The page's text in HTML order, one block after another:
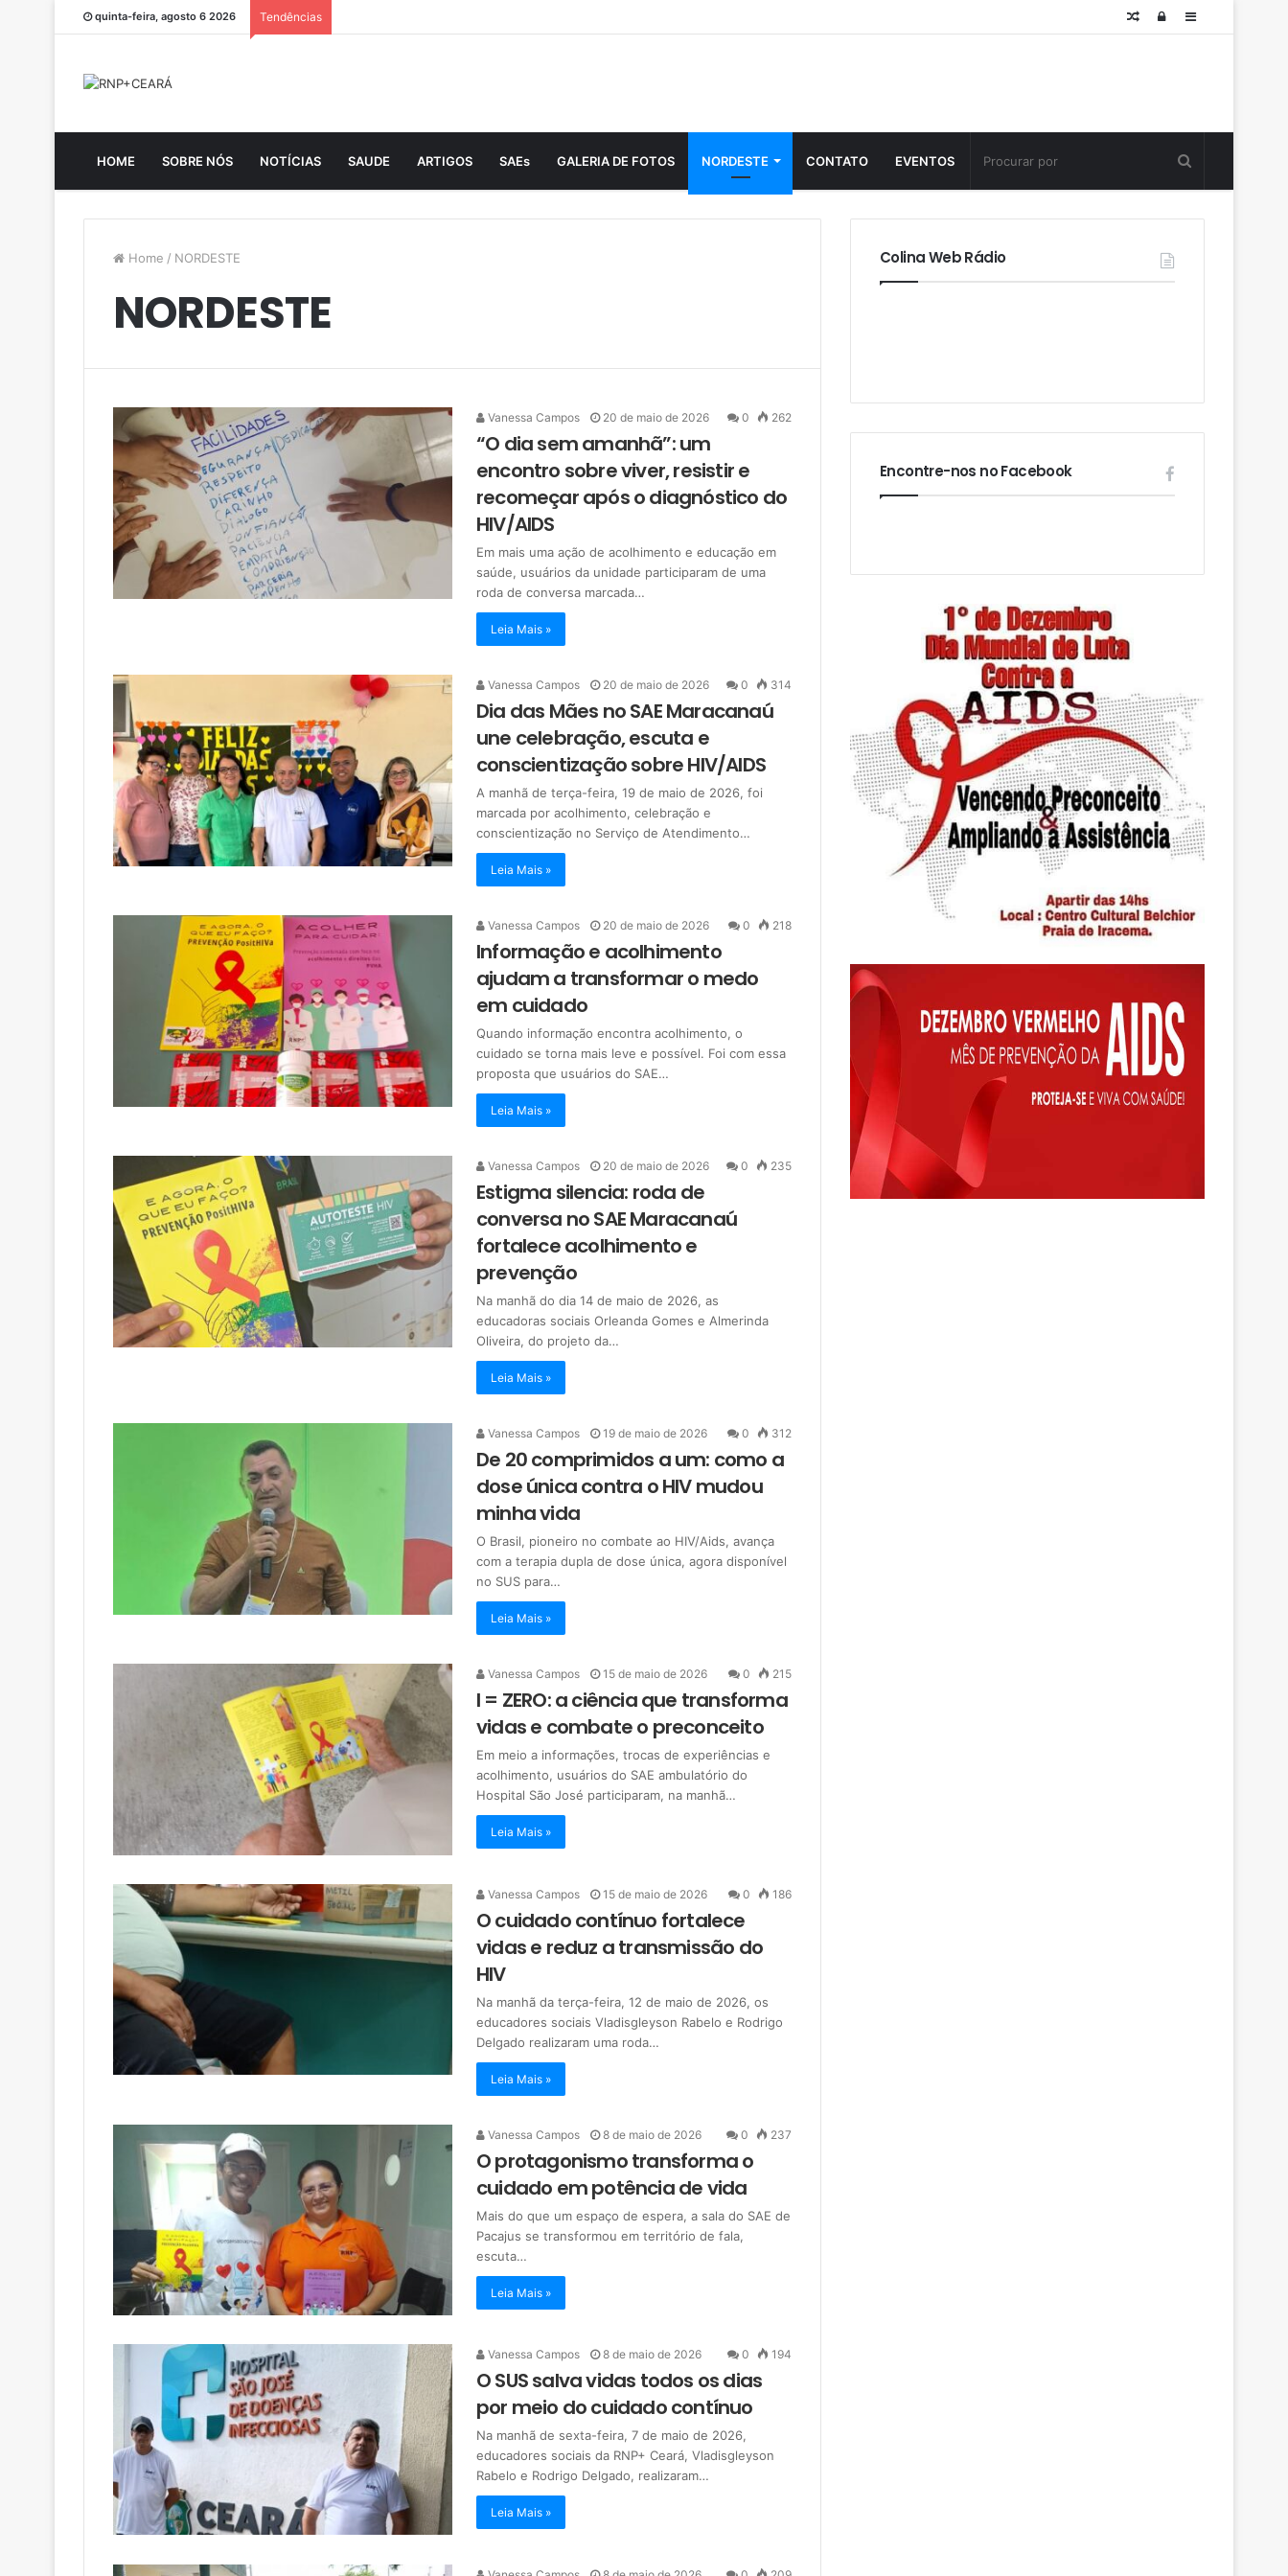
quinta-feira, agosto 6 2026 Tendências Sidebar
Log
Posts
HOME SOBRE NÓS NOTÍCIAS SAUDE ARTIGOS SAEs GALERIA DE FOTOS NORDESTE CONTATO EVENTOS
Home / NORDESTE
NORDESTE
Vanessa Campos 20 de maio de 2026 0 262
“O dia sem amanhã”: um
encontro sobre viver, resistir e
recomeçar após o diagnóstico do
HIV/AIDS
Em mais uma ação de acolhimento e educação em
saúde, usuários da unidade participaram de uma
roda de conversa marcada…
Leia Mais »
Vanessa Campos 20 de maio de 2026 0 314
Dia das Mães no SAE Maracanaú
une celebração, escuta e
conscientização sobre HIV/AIDS
A manhã de terça-feira, 19 de maio de 2026, foi
marcada por acolhimento, celebração e
conscientização no Serviço de Atendimento…
Leia Mais »
Vanessa Campos 20 de maio de 2026 0 218
Informação e acolhimento
ajudam a transformar o medo
em cuidado
Quando informação encontra acolhimento, o
cuidado se torna mais leve e possível. Foi com essa
proposta que usuários do SAE…
Leia Mais »
Vanessa Campos 20 de maio de 2026 0 235
Estigma silencia: roda de
conversa no SAE Maracanaú
fortalece acolhimento e
prevenção
Na manhã do dia 14 de maio de 2026, as
educadoras sociais Orleanda Gomes e Almerinda
Oliveira, do projeto da…
Leia Mais »
Vanessa Campos 19 de maio de 2026 0 312
De 20 comprimidos a um: como a
dose única contra o HIV mudou
minha vida
O Brasil, pioneiro no combate ao HIV/Aids, avança
com a terapia dupla de dose única, agora disponível
no SUS para…
Leia Mais »
Vanessa Campos 15 de maio de 2026 0 215
I = ZERO: a ciência que transforma
vidas e combate o preconceito
Em meio a informações, trocas de experiências e
acolhimento, usuários do SAE ambulatório do
Hospital São José participaram, na manhã…
Leia Mais »
Vanessa Campos 15 de maio de 2026 0 186
O cuidado contínuo fortalece
vidas e reduz a transmissão do
HIV
Na manhã da terça-feira, 12 de maio de 2026, os
educadores sociais Vladisgleyson Rabelo e Rodrigo
Delgado realizaram uma roda…
Leia Mais »
Vanessa Campos 8 de maio de 2026 0 237
O protagonismo transforma o
cuidado em potência de vida
Mais do que um espaço de espera, a sala do SAE de
Pacajus se transformou em território de fala,
escuta…
Leia Mais »
Vanessa Campos 8 de maio de 2026 0 194
O SUS salva vidas todos os dias
por meio do cuidado contínuo
Na manhã de sexta-feira, 7 de maio de 2026,
educadores sociais da RNP+ Ceará, Vladisgleyson
Rabelo e Rodrigo Delgado, realizaram…
Leia Mais »
Colina Web Rádio
Encontre-nos no Facebook